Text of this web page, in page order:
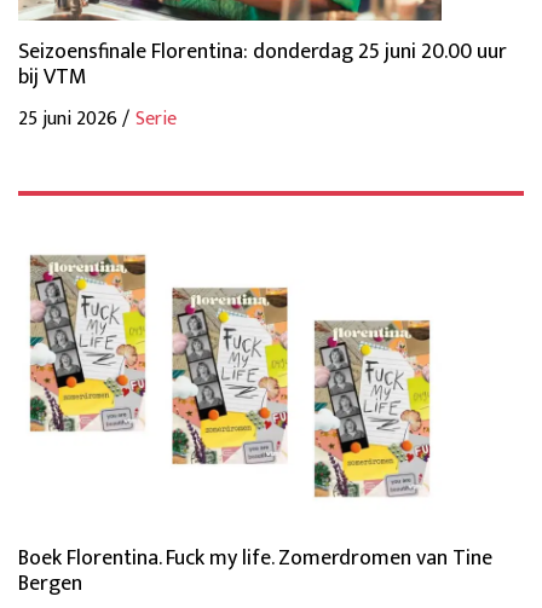
Seizoensfinale Florentina: donderdag 25 juni 20.00 uur
bij VTM
25 juni 2026 /Serie
Boek Florentina. Fuck my life. Zomerdromen van Tine
Bergen